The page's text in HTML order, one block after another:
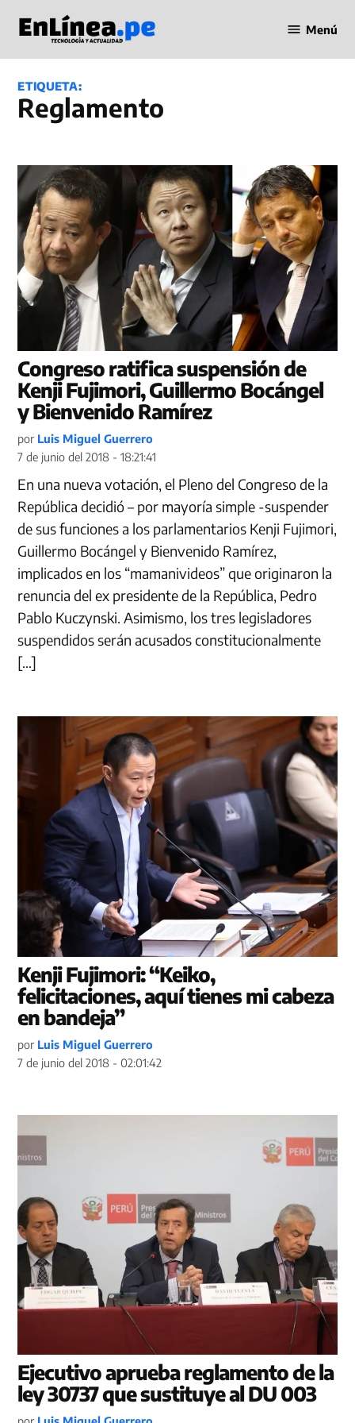
contenido
en Línea
Menú
ETIQUETA:
reglamento
Congreso ratifica suspensión de
Kenji Fujimori, Guillermo Bocángel
y Bienvenido Ramírez
por Luis Miguel Guerrero
7 de junio del 2018 - 18:21:41
En una nueva votación, el Pleno del Congreso de la
República decidió – por mayoría simple -suspender
de sus funciones a los parlamentarios Kenji Fujimori,
Guillermo Bocángel y Bienvenido Ramírez,
implicados en los “mamanivideos” que originaron la
renuncia del ex presidente de la República, Pedro
Pablo Kuczynski. Asimismo, los tres legisladores
suspendidos serán acusados constitucionalmente
[…]
Kenji Fujimori: “Keiko,
felicitaciones, aquí tienes mi cabeza
en bandeja”
por Luis Miguel Guerrero
7 de junio del 2018 - 02:01:42
Ejecutivo aprueba reglamento de la
ley 30737 que sustituye al DU 003